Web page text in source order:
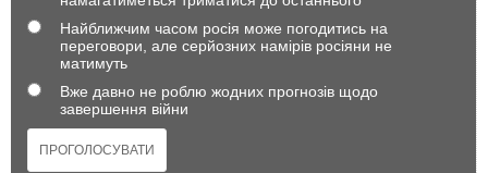
Найближчим часом росія може погодитись на
переговори, але серйозних намірів росіяни не
матимуть
Вже давно не роблю жодних прогнозів щодо
завершення війни